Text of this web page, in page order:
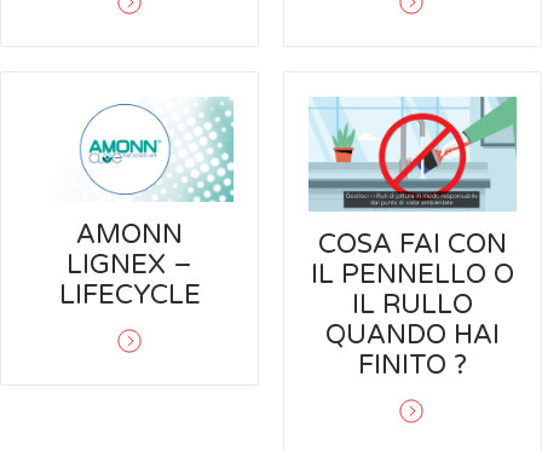
AMONN
LIGNEX –
LIFECYCLE
COSA FAI CON
IL PENNELLO O
IL RULLO
QUANDO HAI
FINITO ?